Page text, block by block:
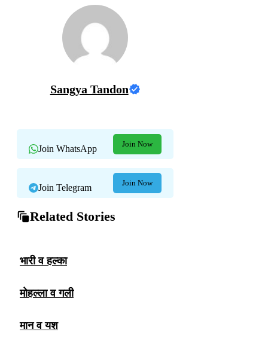
Sangya Tandon
Join WhatsApp Join Now
Join Telegram Join Now
Related Stories
भारी व हल्का
मोहल्ला व गली
मान व यश